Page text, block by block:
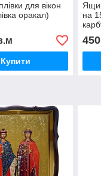
для вікон
оракал)
Купити
на
450